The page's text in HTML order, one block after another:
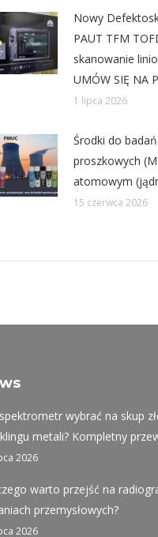
Nowy
PAUT TFM
skanowanie
UMÓW SIĘ NA
1 lipca 2026
Środki do
proszkowych
atomowym
15 czerwca 2026
spektrometr wybrać na skup
metali? Kompletny
2026
warto przejść na
przemysłowych?
2026